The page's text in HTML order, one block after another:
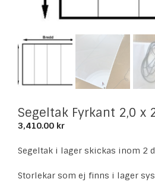
Segeltak Fyrkant 2,0 x
3,410.00 kr
Segeltak i lager skickas inom 2
Storlekar som ej finns i lager